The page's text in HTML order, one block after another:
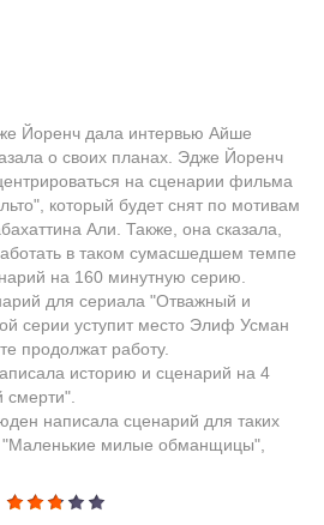
Йоренч дала интервью Айше
о своих планах. Эдже Йоренч
на сценарии фильма
который будет снят по мотивам
Али. Также, она сказала,
в таком сумасшедшем темпе
на 160 минутную серию.
для сериала "Отважный и
серии уступит место Элиф Усман
продолжат работу.
историю и сценарий на 4
написала сценарий для таких
"Маленькие милые обманщицы",